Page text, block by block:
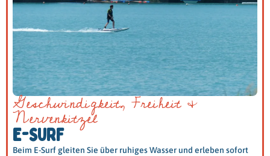
Geschwindigkeit, Freiheit &
Nervenkitzel
E-SURF
Beim E-Surf gleiten Sie über ruhiges Wasser und erleben sofort